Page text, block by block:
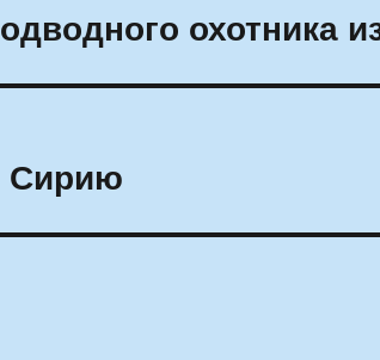
охотника
Сирию